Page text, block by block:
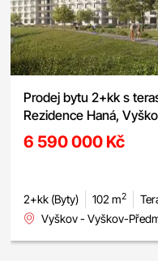
Prodej bytu 2+kk s
Rezidence Haná,
6 590 000 Kč
2+kk (Byty) 102 m2
Vyškov - Vyškov-